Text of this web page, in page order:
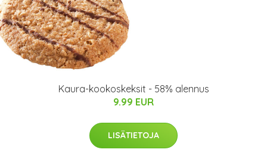
Kaura-kookoskeksit - 58% alennus
9.99 EUR
LISÄTIETOJA